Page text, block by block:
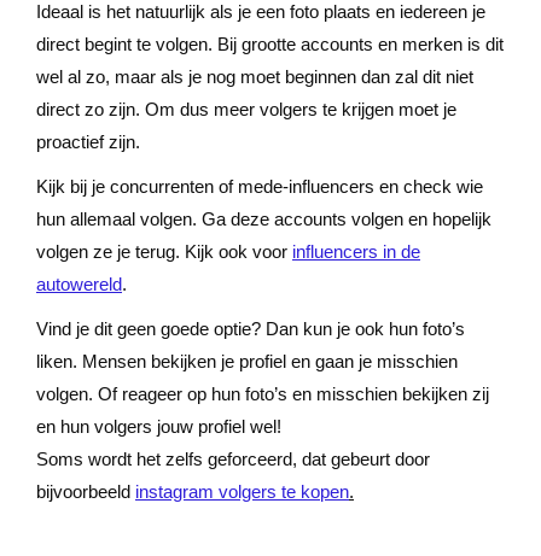
Ideaal is het natuurlijk als je een foto plaats en iedereen je
direct begint te volgen. Bij grootte accounts en merken is dit
wel al zo, maar als je nog moet beginnen dan zal dit niet
direct zo zijn. Om dus meer volgers te krijgen moet je
proactief zijn.
Kijk bij je concurrenten of mede-influencers en check wie
hun allemaal volgen. Ga deze accounts volgen en hopelijk
volgen ze je terug. Kijk ook voor influencers in de
autowereld.
Vind je dit geen goede optie? Dan kun je ook hun foto’s
liken. Mensen bekijken je profiel en gaan je misschien
volgen. Of reageer op hun foto’s en misschien bekijken zij
en hun volgers jouw profiel wel!
Soms wordt het zelfs geforceerd, dat gebeurt door
bijvoorbeeld instagram volgers te kopen.